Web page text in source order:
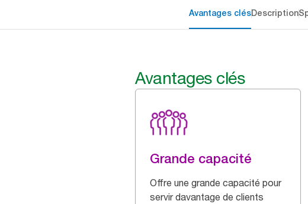
Avantages clésDescription
Avantages clés
Grande capacité
Offre une grande capacité pour
servir davantage de clients